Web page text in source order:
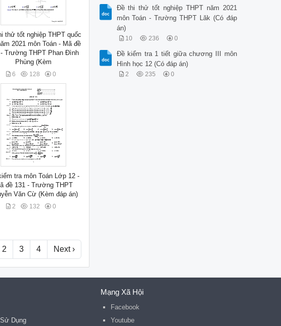
thử tốt nghiệp THPT quốc
2021 môn Toán - Mã đề
Trường THPT Phan Đình
Phùng (Kèm
6 128 0
tra môn Toán Lớp 12 -
đề 131 - Trường THPT
Văn Cừ (Kèm đáp án)
2 132 0
2 3 4 Next ›
Đề thi thử tốt nghiệp THPT năm 2021
môn Toán - Trường THPT Lăk (Có đáp
án)
10 236 0
Đề kiểm tra 1 tiết giữa chương III môn
Hình học 12 (Có đáp án)
2 235 0
Dụng
Mạng Xã Hội
Facebook
Youtube